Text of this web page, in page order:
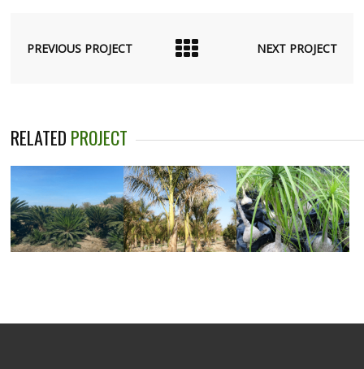
PREVIOUS PROJECT NEXT PROJECT
RELATED PROJECT